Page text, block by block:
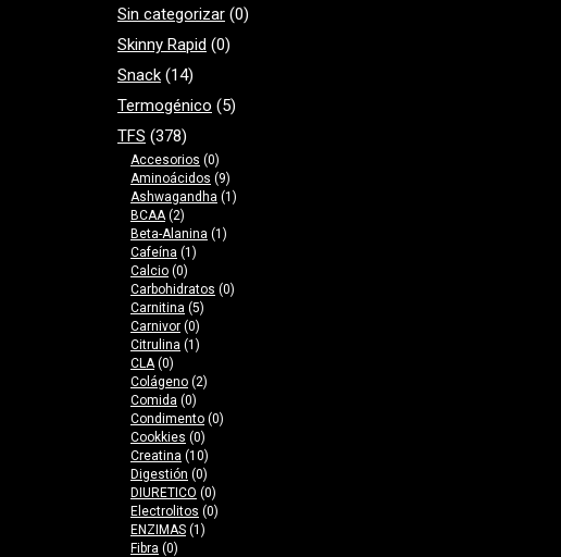
Sin categorizar (0)
Skinny Rapid (0)
Snack (14)
Termogénico (5)
TFS (378)
Accesorios (0)
Aminoácidos (9)
Ashwagandha (1)
BCAA (2)
Beta-Alanina (1)
Cafeína (1)
Calcio (0)
Carbohidratos (0)
Carnitina (5)
Carnivor (0)
Citrulina (1)
CLA (0)
Colágeno (2)
Comida (0)
Condimento (0)
Cookkies (0)
Creatina (10)
Digestión (0)
DIURETICO (0)
Electrolitos (0)
ENZIMAS (1)
Fibra (0)